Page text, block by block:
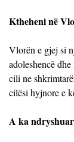
Ktheheni në
Vlorën e gjej si
adoleshencë
cili ne
cilësi hyjnore e
A ka